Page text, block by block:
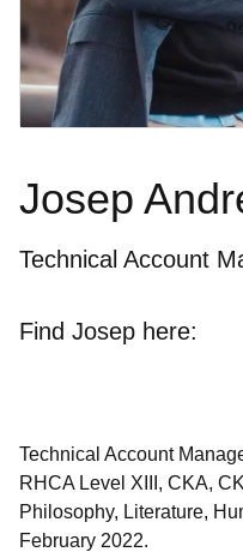
Josep
Technical Account
Find Josep here:
Technical Account
RHCA Level XIII, CKA,
Philosophy, Literature,
February 2022.